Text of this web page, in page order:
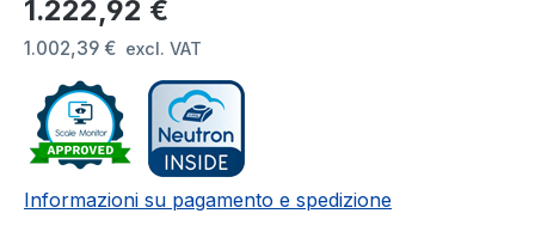
1.222,92 €
1.002,39 € excl. VAT
Informazioni su pagamento e spedizione